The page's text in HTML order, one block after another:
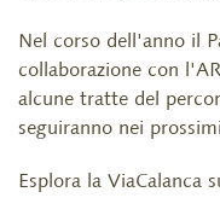
Nel corso dell'anno il
collaborazione con
alcune tratte del
seguiranno nei
Esplora la ViaCalanca